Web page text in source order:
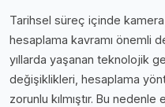
Tarihsel süreç içinde
hesaplama kavramı önemli
yıllarda yaşanan teknolojik
değişiklikleri, hesaplama
zorunlu kılmıştır. Bu